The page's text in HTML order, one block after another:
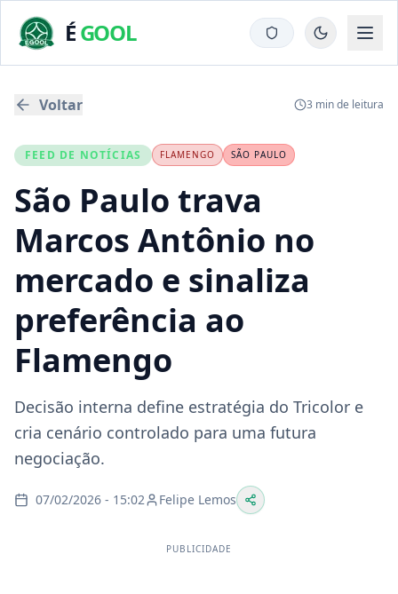
ÉGOOL
Voltar 3 min de leitura
FEED DE NOTÍCIAS FLAMENGO SÃO PAULO
São Paulo trava
Marcos Antônio no
mercado e sinaliza
preferência ao
Flamengo
Decisão interna define estratégia do Tricolor e
cria cenário controlado para uma futura
negociação.
07/02/2026 - 15:02 Felipe Lemos
PUBLICIDADE